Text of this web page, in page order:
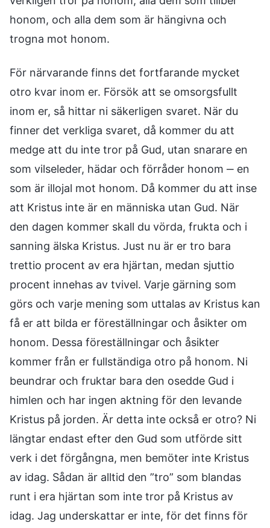
honom, och alla dem som är hängivna och
trogna mot honom.
För närvarande finns det fortfarande mycket
otro kvar inom er. Försök att se omsorgsfullt
inom er, så hittar ni säkerligen svaret. När du
finner det verkliga svaret, då kommer du att
medge att du inte tror på Gud, utan snarare en
som vilseleder, hädar och förråder honom ‒ en
som är illojal mot honom. Då kommer du att inse
att Kristus inte är en människa utan Gud. När
den dagen kommer skall du vörda, frukta och i
sanning älska Kristus. Just nu är er tro bara
trettio procent av era hjärtan, medan sjuttio
procent innehas av tvivel. Varje gärning som
görs och varje mening som uttalas av Kristus kan
få er att bilda er föreställningar och åsikter om
honom. Dessa föreställningar och åsikter
kommer från er fullständiga otro på honom. Ni
beundrar och fruktar bara den osedde Gud i
himlen och har ingen aktning för den levande
Kristus på jorden. Är detta inte också er otro? Ni
längtar endast efter den Gud som utförde sitt
verk i det förgångna, men bemöter inte Kristus
av idag. Sådan är alltid den ”tro” som blandas
runt i era hjärtan som inte tror på Kristus av
idag. Jag underskattar er inte, för det finns för